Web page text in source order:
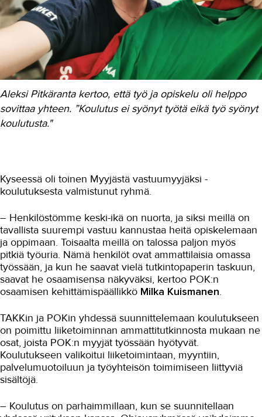
Kotoutuminen
Kuljetus ja logistiikka
Kumitekniikka
Liiketalous ja kaupan ala
Ammatillisen koulun kautta
ammattikorkeakouluun
Hyvä työnopastaminen on kaiken A
Vuorovaikutteinen opetus ja LKV-
koe
Työn ohessa kouluttautuminen avaa
POK:n henkilöstölle uusia ovia
Opiskelu välivuonna kannatti
Uupumus pisti opinnot uuteen
järjestykseen
Koulutusten vaikuttavuus on
POK:lle tärkeää
Käytännön
Aleksi Pitkäranta kertoo, että työ ja opiskelu oli helppo
sovittaa yhteen. ”Koulutus ei syönyt työtä eikä työ syönyt
koulutusta."
Kyseessä oli toinen Myyjästä vastuumyyjäksi -
koulutuksesta valmistunut ryhmä.
– Henkilöstömme keski-ikä on nuorta, ja siksi meillä on
tavallista suurempi vastuu kannustaa heitä opiskelemaan
ja oppimaan. Toisaalta meillä on talossa paljon myös
pitkiä työuria. Nämä henkilöt ovat ammattilaisia omassa
työssään, ja kun he saavat vielä tutkintopaperin taskuun,
saavat he osaamisensa näkyväksi, kertoo POK:n
osaamisen kehittämispäällikkö Milka Kuismanen.
TAKKin ja POKin yhdessä suunnittelemaan koulutukseen
on poimittu liiketoiminnan ammattitutkinnosta mukaan ne
osat, joista POK:n myyjät työssään hyötyvät.
Koulutukseen valikoitui liiketoimintaan, myyntiin,
palvelumuotoiluun ja työyhteisön toimimiseen liittyviä
sisältöjä.
– Koulutus on parhaimmillaan, kun se suunnitellaan